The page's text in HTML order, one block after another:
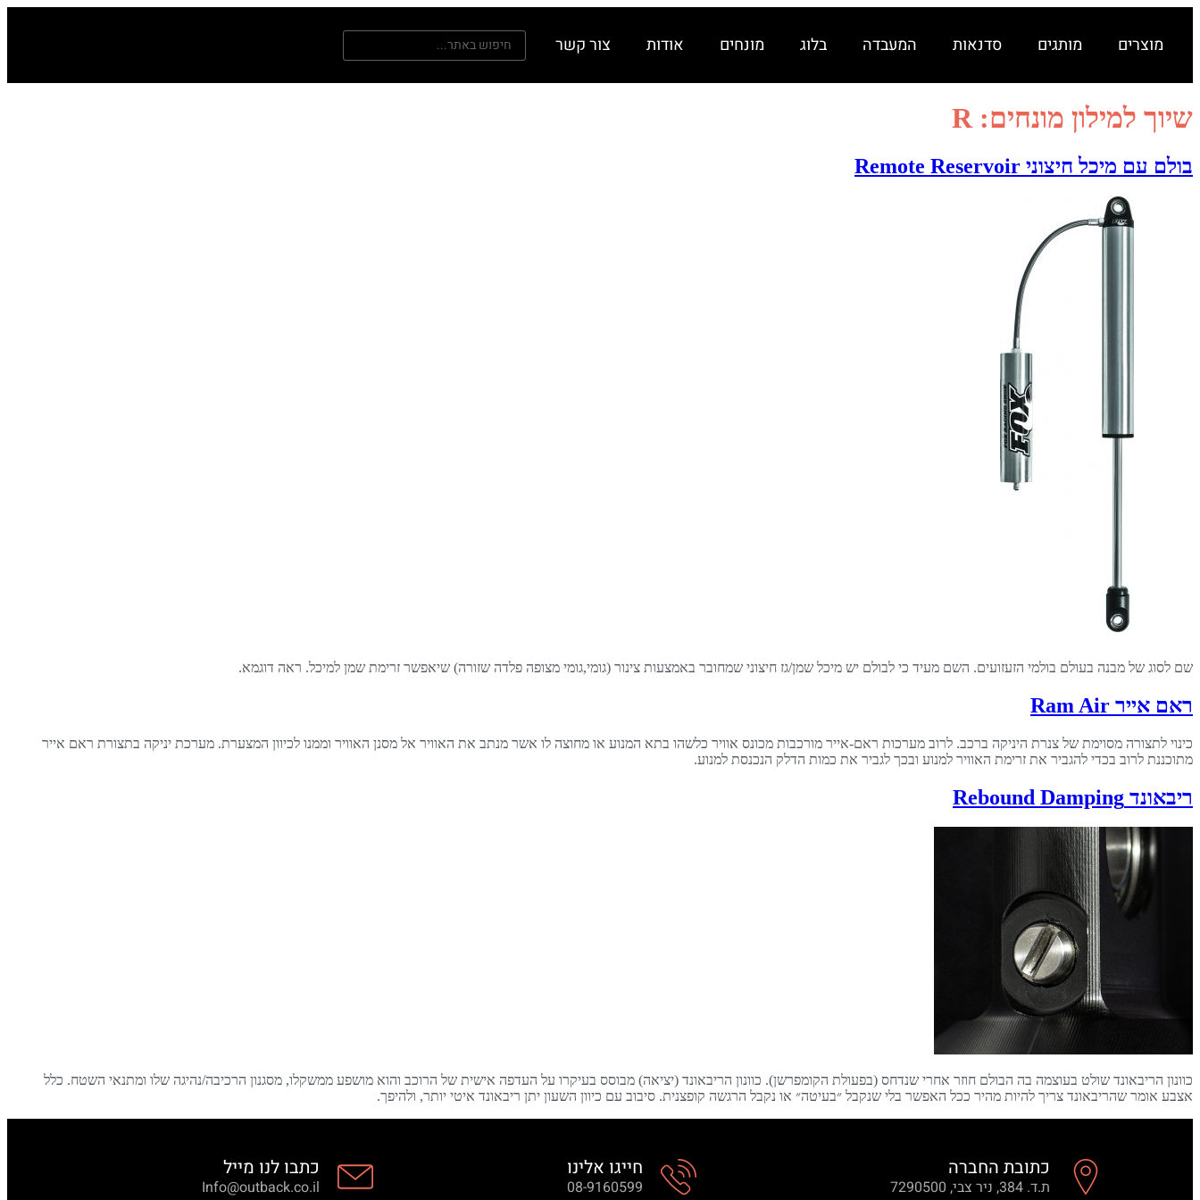
מוצרים מותגים סדנאות המעבדה בלוג מונחים אודות צור קשר
שיוך למילון מונחים:R
בולם עם מיכל חיצוני Remote Reservoir
שם לסוג של מבנה בעולם בולמי הזעזועים. השם מעיד כי לבולם יש מיכל שמן/גז חיצוני שמחובר באמצעות צינור (גומי,גומי מצופה פלדה שזורה) שיאפשר זרימת שמן למיכל. ראה דוגמא.
ראם אייר Ram Air
כינוי לתצורה מסוימת של צנרת היניקה ברכב. לרוב מערכות ראם-אייר מורכבות מכונס אוויר כלשהו בתא המנוע או מחוצה לו אשר מנתב את האוויר אל מסנן האוויר וממנו לכיוון המצערת. מערכת יניקה בתצורת ראם אייר
מתוכננת לרוב בכדי להגביר את זרימת האוויר למנוע ובכך לגביר את כמות הדלק הנכנסת למנוע.
ריבאונד Rebound Damping
כוונון הריבאונד שולט בעוצמה בה הבולם חוזר אחרי שנדחס (בפעולת הקומפרשן). כוונון הריבאונד (יציאה) מבוסס בעיקרו על העדפה אישית של הרוכב והוא מושפע ממשקלו, מסגנון הרכיבה/נהיגה שלו ומתנאי השטח. כלל
אצבע אומר שהריבאונד צריך להיות מהיר ככל האפשר בלי שנקבל ״בעיטה״ או נקבל הרגשה קופצנית. סיבוב עם כיוון השעון יתן ריבאונד איטי יותר, ולהיפך.
כתובת החברה
ת.ד. 384, ניר צבי, 7290500
חייגו אלינו
08-9160599
כתבו לנו מייל
Info@outback.co.il